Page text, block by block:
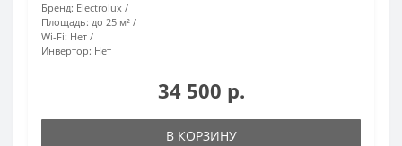
Бренд: Electrolux
Площадь: до 25 м²
Wi-Fi: Нет
Инвертор: Нет
34 500 р.
В КОРЗИНУ